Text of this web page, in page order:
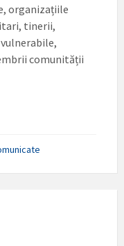
organizațiile
tinerii,
comunității